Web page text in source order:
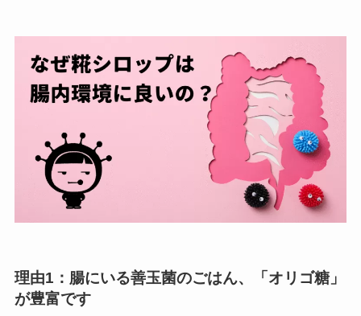
理由1：腸にいる善玉菌のごはん、「オリゴ糖」
が豊富です